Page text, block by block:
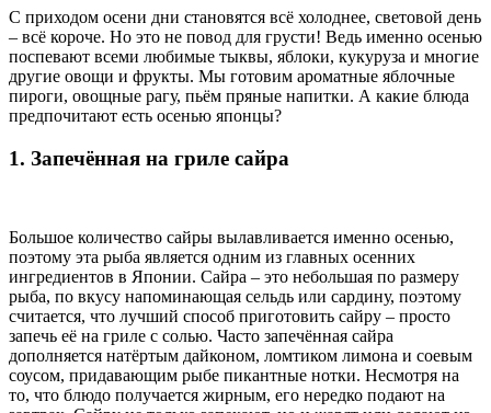
С приходом осени дни становятся всё холоднее, световой день
– всё короче. Но это не повод для грусти! Ведь именно осенью
поспевают всеми любимые тыквы, яблоки, кукуруза и многие
другие овощи и фрукты. Мы готовим ароматные яблочные
пироги, овощные рагу, пьём пряные напитки. А какие блюда
предпочитают есть осенью японцы?
1. Запечённая на гриле сайра
Большое количество сайры вылавливается именно осенью,
поэтому эта рыба является одним из главных осенних
ингредиентов в Японии. Сайра – это небольшая по размеру
рыба, по вкусу напоминающая сельдь или сардину, поэтому
считается, что лучший способ приготовить сайру – просто
запечь её на гриле с солью. Часто запечённая сайра
дополняется натёртым дайконом, ломтиком лимона и соевым
соусом, придавающим рыбе пикантные нотки. Несмотря на
то, что блюдо получается жирным, его нередко подают на